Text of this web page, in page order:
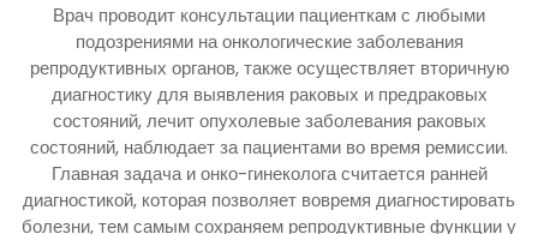
Врач проводит консультации пациенткам с любыми
подозрениями на онкологические заболевания
репродуктивных органов, также осуществляет вторичную
диагностику для выявления раковых и предраковых
состояний, лечит опухолевые заболевания раковых
состояний, наблюдает за пациентами во время ремиссии.
Главная задача и онко-гинеколога считается ранней
диагностикой, которая позволяет вовремя диагностировать
болезни, тем самым сохраняем репродуктивные функции у